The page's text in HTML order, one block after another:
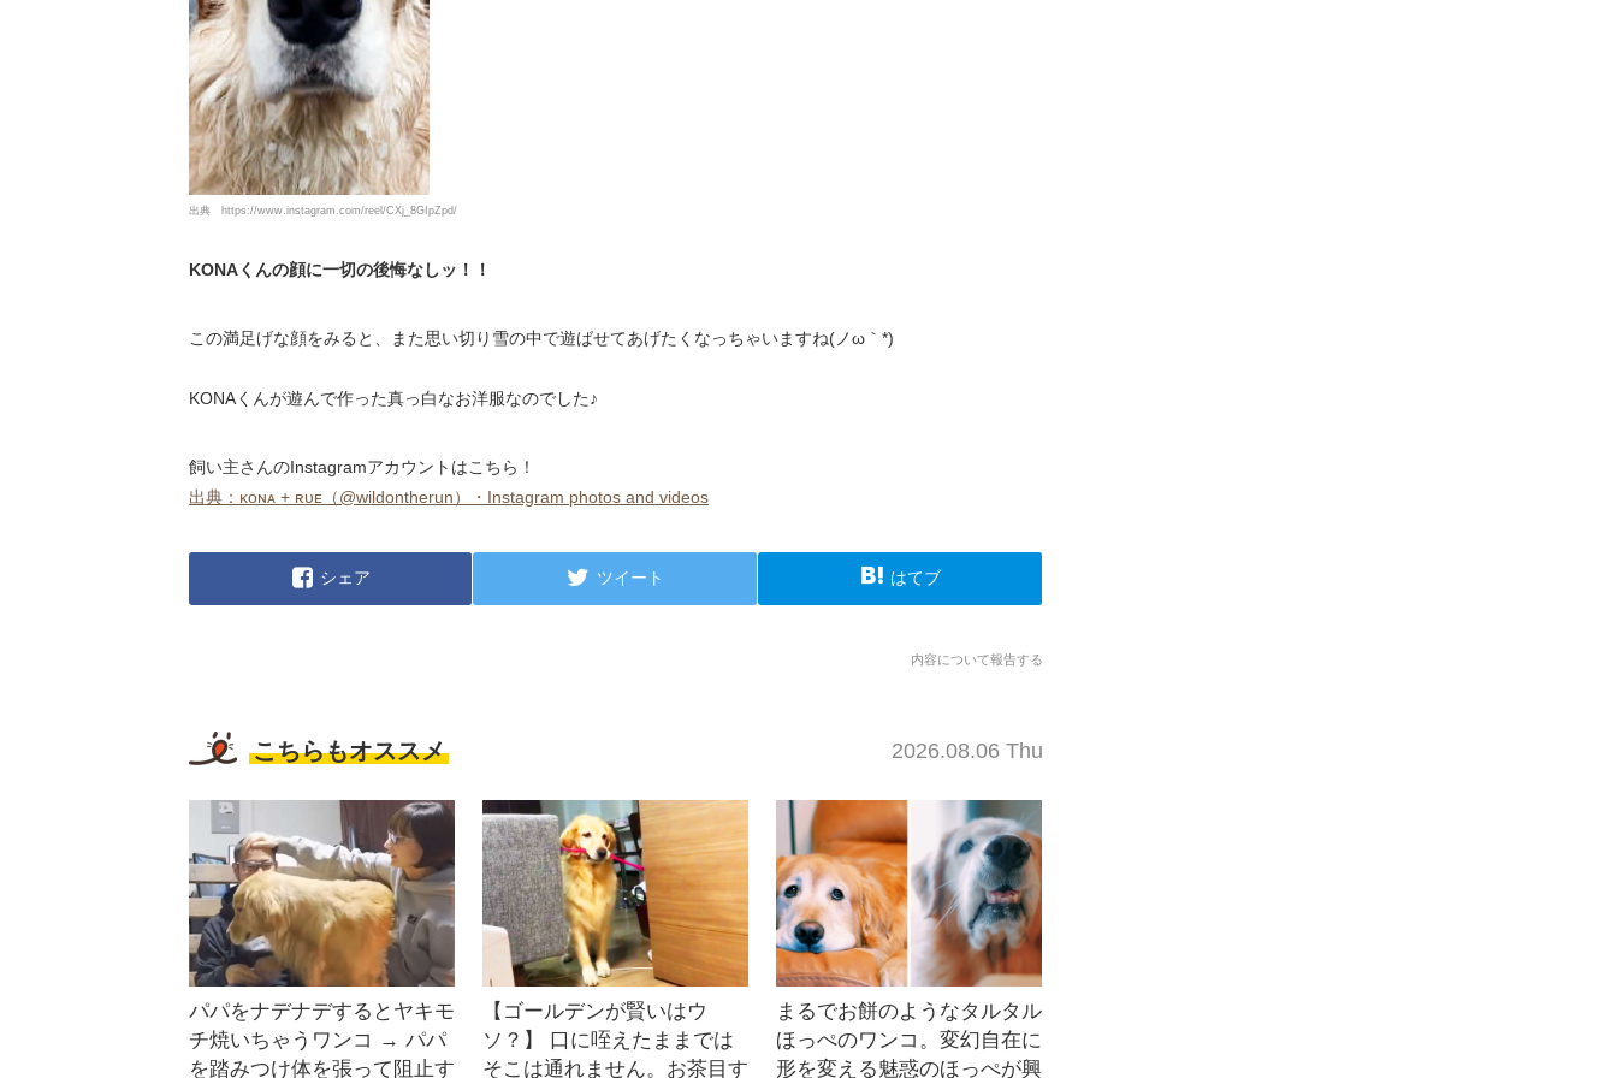
出典 https://www.instagram.com/reel/CXj_8GIpZpd/
KONAくんの顔に一切の後悔なしッ！！
この満足げな顔をみると、また思い切り雪の中で遊ばせてあげたくなっちゃいますね(ノω｀*)
KONAくんが遊んで作った真っ白なお洋服なのでした♪
飼い主さんのInstagramアカウントはこちら！
出典：ᴋᴏɴᴀ + ʀᴜᴇ（@wildontherun）・Instagram photos and videos
シェア ツイート はてブ
内容について報告する
こちらもオススメ 2026.08.06 Thu
パパをナデナデするとヤキモ
チ焼いちゃうワンコ → パパ
を踏みつけ体を張って阻止す
【ゴールデンが賢いはウ
ソ？】 口に咥えたままでは
そこは通れません。お茶目す
まるでお餅のようなタルタル
ほっぺのワンコ。変幻自在に
形を変える魅惑のほっぺが興